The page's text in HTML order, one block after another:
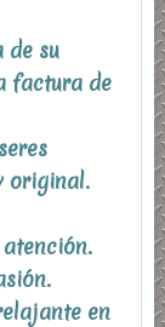
de su
factura de
original.
en